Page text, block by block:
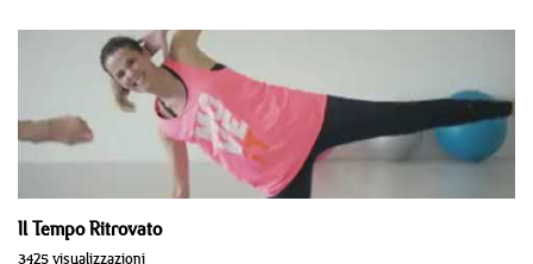
Il Tempo Ritrovato
3425 visualizzazioni